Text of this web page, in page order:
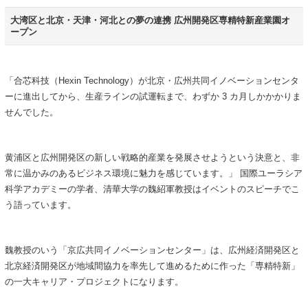
大湾区と北京・天津・河北との夢の連携 広州開発区専精特新産業園オ
ープン
「合芯科技（Hexin Technology）が北京・広州共同イノベーションセンタ
ーに進出してから、生産ラインの試運転まで、わずか 3 カ月しかかかりま
せんでした。
黄浦区と広州開発区の新しい戦略的産業を発展させようという決意と、非
常に温かみのあるビジネス環境に魅力を感じています。」 国際ユーラシア
科学アカデミーの学者、清華大学の魏紹軍教授はイベントのスピーチでこ
う語っています。
魏教授のいう「京広共同イノベーションセンター」は、広州経済開発区と
北京経済開発区が地域間協力を率先して進めるために作った「専精特新」
の一大キャリア・プロジェクトになります。